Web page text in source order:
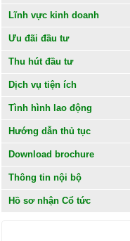
Lĩnh vực kinh doanh
Ưu đãi đầu tư
Thu hút đầu tư
Dịch vụ tiện ích
Tình hình lao động
Hướng dẫn thủ tục
Download brochure
Thông tin nội bộ
Hồ sơ nhận Cổ tức